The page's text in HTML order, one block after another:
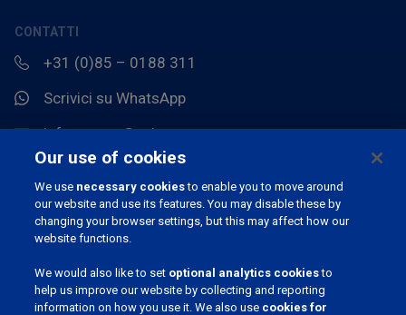
CONTATTI
+31 (0)85 – 0188 311
Scrivici su WhatsApp
info.europe@pahc.com
Chemin du Stocquoy 3, 1300 Wavre, Belgio
Our use of cookies
We use necessary cookiesto enable you to move around
our website and use its features. You may disable these by
changing your browser settings, but this may affect how our
website functions.
We would also like to set optional analytics cookiesto
help us improve our website by collecting and reporting
information on how you use it. We also use cookies for